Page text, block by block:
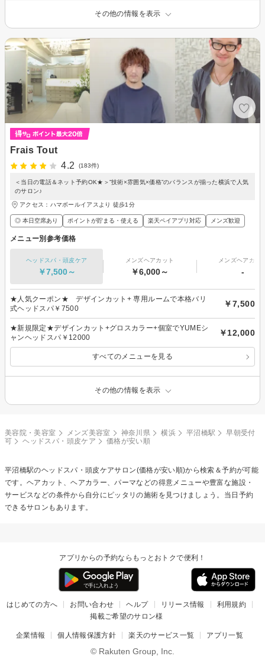
その他の情報を表示
Frais Tout
4.2
(183件)
＜当日の電話＆ネット予約OK★＞”技術×雰囲気×価格”のバランスが揃った横浜で人気
のサロン♪
アクセス：ハマボールイアスより 徒歩1分
◎ 本日空席あり ポイントが貯まる・使える 楽天ペイアプリ対応 メンズ歓迎
メニュー別参考価格
ヘッドスパ・頭皮ケア
￥7,500～
メンズヘアカット
￥6,000～
メンズヘアカラ
-
★人気クーポン★ デザインカット+ 専用ルームで本格バリ
式ヘッドスパ￥7500
￥7,500
★新規限定★デザインカット+グロスカラー+個室でYUMEシ
ャンヘッドスパ￥12000
￥12,000
すべてのメニューを見る
その他の情報を表示
美容院・美容室 メンズ美容室 神奈川県 横浜 平沼橋駅
早朝受付
可
ヘッドスパ・頭皮ケア 価格が安い順
平沼橋駅のヘッドスパ・頭皮ケアサロン(価格が安い順)から検索＆予約が可能
です。ヘアカット、ヘアカラー、パーマなどの得意メニューや豊富な施設・
サービスなどの条件から自分にピッタリの施術を見つけましょう。当日予約
できるサロンもあります。
アプリからの予約ならもっとおトクで便利！
はじめての方へ お問い合わせ ヘルプ リリース情報
利用規約
掲載ご希望のサロン様
企業情報 個人情報保護方針 楽天のサービス一覧 アプリ一覧
© Rakuten Group, Inc.